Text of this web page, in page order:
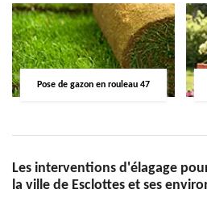
Pose de gazon en rouleau 47
Les interventions d'élagage
la ville de Esclottes et ses